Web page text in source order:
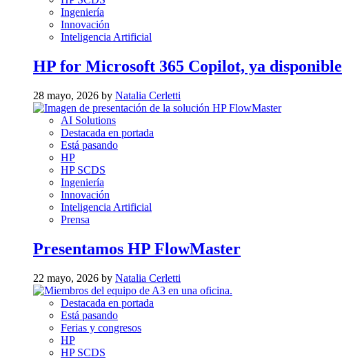
Ingeniería
Innovación
Inteligencia Artificial
HP for Microsoft 365 Copilot, ya disponible
28 mayo, 2026 by Natalia Cerletti
AI Solutions
Destacada en portada
Está pasando
HP
HP SCDS
Ingeniería
Innovación
Inteligencia Artificial
Prensa
Presentamos HP FlowMaster
22 mayo, 2026 by Natalia Cerletti
Destacada en portada
Está pasando
Ferias y congresos
HP
HP SCDS